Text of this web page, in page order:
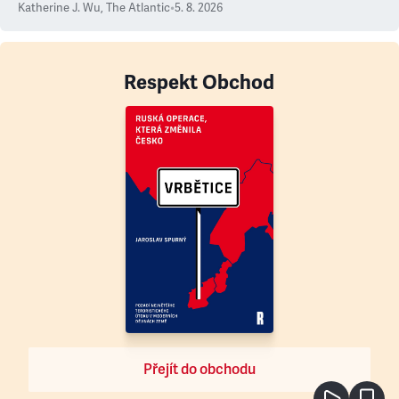
Katherine J. Wu, The Atlantic•5. 8. 2026
Respekt Obchod
Přejít do obchodu